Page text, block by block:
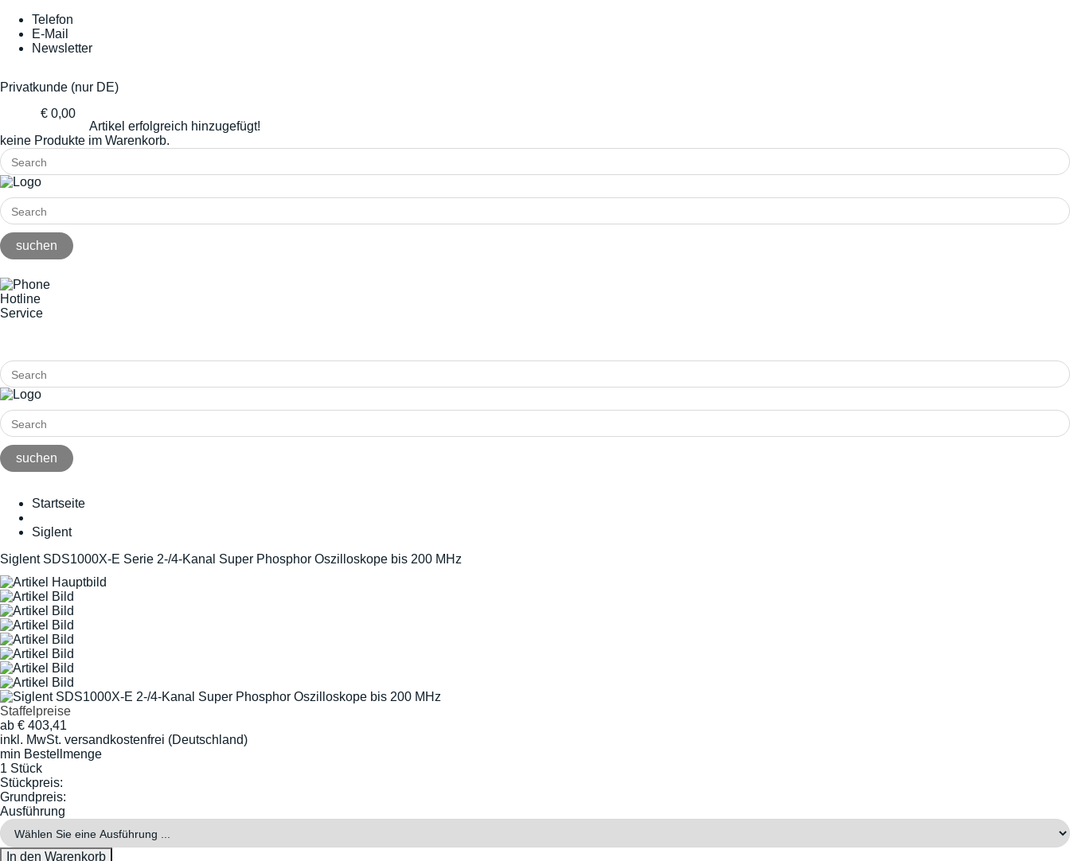
Telefon
E-Mail
Newsletter
Privatkunde (nur DE)
€ 0,00
Artikel erfolgreich hinzugefügt!
keine Produkte im Warenkorb.
Hotline
Service
Startseite
Siglent
Siglent SDS1000X-E Serie 2-/4-Kanal Super Phosphor Oszilloskope bis 200 MHz
Staffelpreise
ab € 403,41
inkl. MwSt. versandkostenfrei (Deutschland)
min Bestellmenge
1 Stück
Stückpreis:
Grundpreis:
Ausführung